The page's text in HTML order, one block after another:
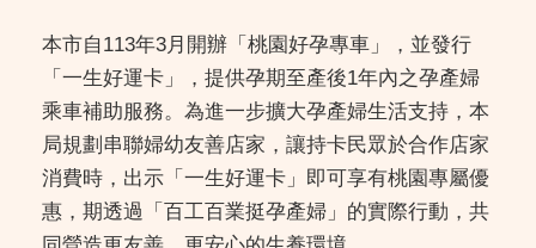
本市自113年3月開辦「桃園好孕專車」，並發行
「一生好運卡」，提供孕期至產後1年內之孕產婦
乘車補助服務。為進一步擴大孕產婦生活支持，本
局規劃串聯婦幼友善店家，讓持卡民眾於合作店家
消費時，出示「一生好運卡」即可享有桃園專屬優
惠，期透過「百工百業挺孕產婦」的實際行動，共